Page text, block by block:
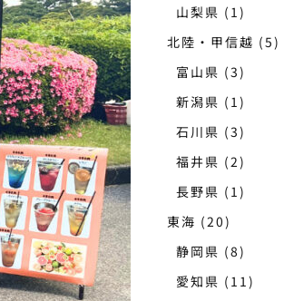
山梨県 (1)
北陸・甲信越 (5)
富山県 (3)
新潟県 (1)
石川県 (3)
福井県 (2)
長野県 (1)
東海 (20)
静岡県 (8)
愛知県 (11)